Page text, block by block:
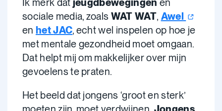
Ik merk dat jeugdbewegingen en
sociale media, zoals WAT WAT, Awel
en hetJAC, echt wel inspelen op hoe je
met mentale gezondheid moet omgaan.
Dat helpt mij om makkelijker over mijn
gevoelens te praten.
Het beeld dat jongens ‘groot en sterk’